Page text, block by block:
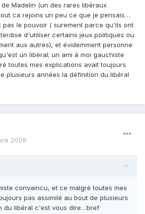
Madelin (un des rares libéraux
ca rejoins un peu ce que je pensais…
pas le pouvoir ( surement parce qu'ils ont
d'utiliser certains jeux politiques ou
aux autres), et évidemment personne
un libéral; un ami à moi gauchiste
toutes mes explications avait toujours
plusieurs années la définition du libéral
2009
convaincu, et ce malgré toutes mes
pas assimilé au bout de plusieurs
du libéral c'est vous dire…bref